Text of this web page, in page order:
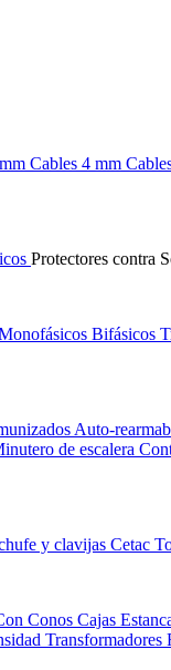
Cables 4 mm
Protectores contra
Bifásicos
Auto-
de escalera
y clavijas Cetac
Conos Cajas
Transformadores